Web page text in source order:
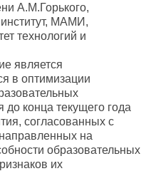
А.М.Горького,
МАМИ,
технологий и
является
в оптимизации
до конца текущего года
согласованных с
на
образовательных
их